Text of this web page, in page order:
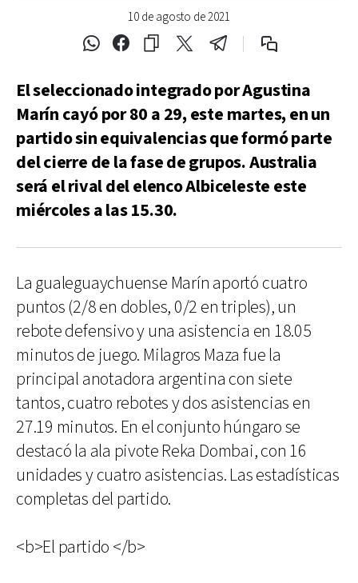
10 de agosto de 2021
El seleccionado integrado por Agustina
Marín cayó por 80 a 29, este martes, en un
partido sin equivalencias que formó parte
del cierre de la fase de grupos. Australia
será el rival del elenco Albiceleste este
miércoles a las 15.30.
La gualeguaychuense Marín aportó cuatro
puntos (2/8 en dobles, 0/2 en triples), un
rebote defensivo y una asistencia en 18.05
minutos de juego. Milagros Maza fue la
principal anotadora argentina con siete
tantos, cuatro rebotes y dos asistencias en
27.19 minutos. En el conjunto húngaro se
destacó la ala pivote Reka Dombai, con 16
unidades y cuatro asistencias. Las estadísticas
completas del partido.
<b>El partido </b>